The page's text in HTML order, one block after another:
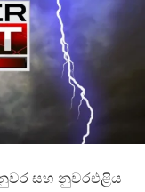
සහ නුවරඑළිය